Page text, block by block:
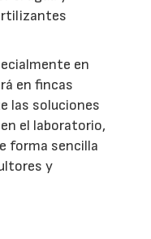
en
en fincas
las soluciones
el laboratorio,
forma sencilla
y